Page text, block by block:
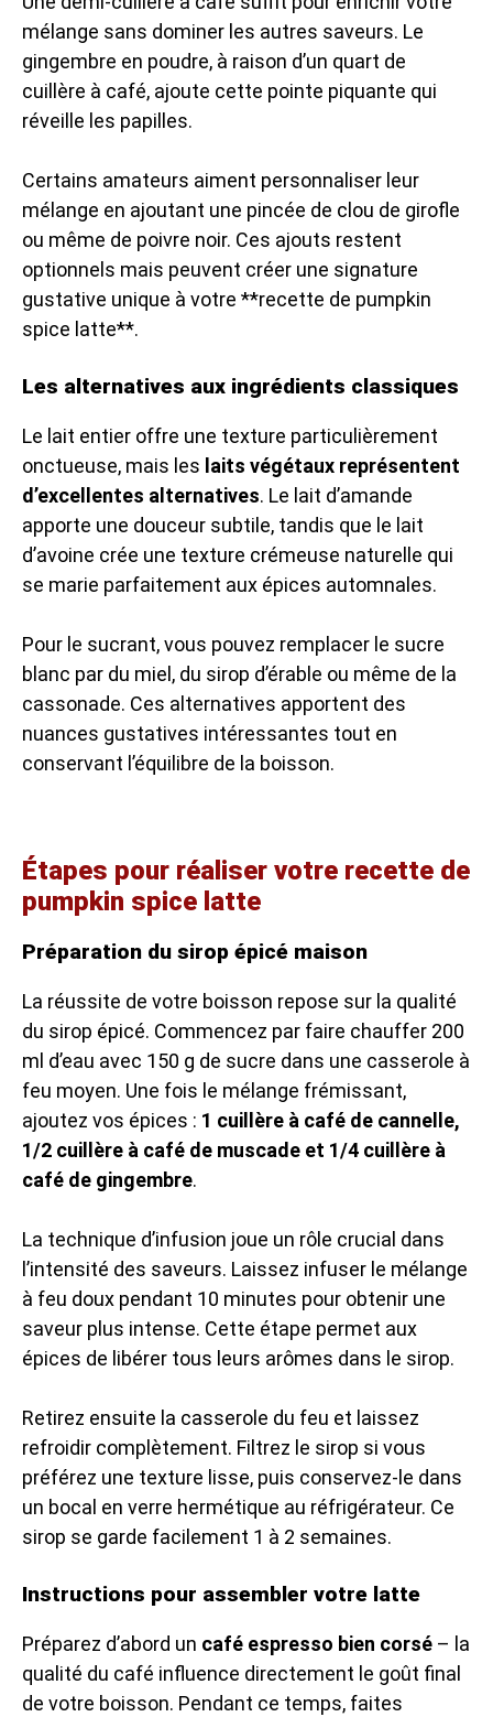
mélange sans dominer les autres saveurs. Le
gingembre en poudre, à raison d’un quart de
cuillère à café, ajoute cette pointe piquante qui
réveille les papilles.
Certains amateurs aiment personnaliser leur
mélange en ajoutant une pincée de clou de girofle
ou même de poivre noir. Ces ajouts restent
optionnels mais peuvent créer une signature
gustative unique à votre **recette de pumpkin
spice latte**.
Les alternatives aux ingrédients classiques
Le lait entier offre une texture particulièrement
onctueuse, mais les laits végétaux représentent
d’excellentes alternatives. Le lait d’amande
apporte une douceur subtile, tandis que le lait
d’avoine crée une texture crémeuse naturelle qui
se marie parfaitement aux épices automnales.
Pour le sucrant, vous pouvez remplacer le sucre
blanc par du miel, du sirop d’érable ou même de la
cassonade. Ces alternatives apportent des
nuances gustatives intéressantes tout en
conservant l’équilibre de la boisson.
Étapes pour réaliser votre recette de
pumpkin spice latte
Préparation du sirop épicé maison
La réussite de votre boisson repose sur la qualité
du sirop épicé. Commencez par faire chauffer 200
ml d’eau avec 150 g de sucre dans une casserole à
feu moyen. Une fois le mélange frémissant,
ajoutez vos épices : 1 cuillère à café de cannelle,
1/2 cuillère à café de muscade et 1/4 cuillère à
café de gingembre.
La technique d’infusion joue un rôle crucial dans
l’intensité des saveurs. Laissez infuser le mélange
à feu doux pendant 10 minutes pour obtenir une
saveur plus intense. Cette étape permet aux
épices de libérer tous leurs arômes dans le sirop.
Retirez ensuite la casserole du feu et laissez
refroidir complètement. Filtrez le sirop si vous
préférez une texture lisse, puis conservez-le dans
un bocal en verre hermétique au réfrigérateur. Ce
sirop se garde facilement 1 à 2 semaines.
Instructions pour assembler votre latte
Préparez d’abord un café espresso bien corsé – la
qualité du café influence directement le goût final
de votre boisson. Pendant ce temps, faites